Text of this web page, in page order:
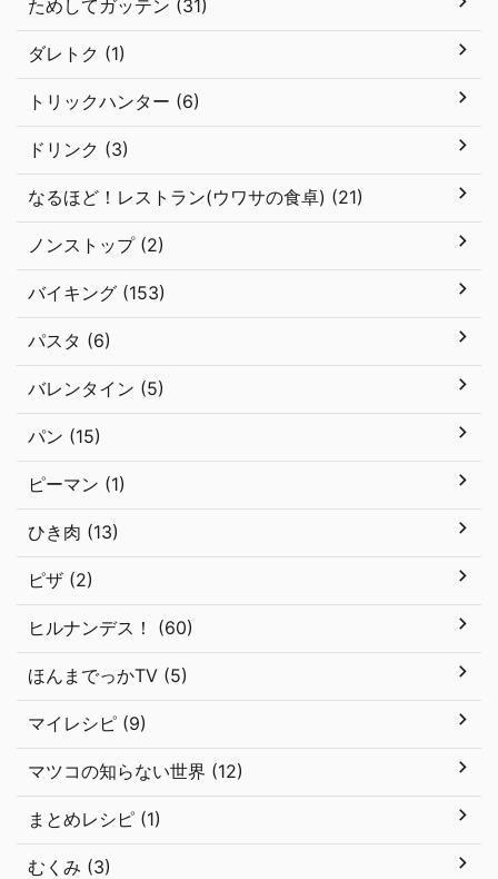
ためしてガッテン (31)
ダレトク (1)
トリックハンター (6)
ドリンク (3)
なるほど！レストラン(ウワサの食卓) (21)
ノンストップ (2)
バイキング (153)
パスタ (6)
バレンタイン (5)
パン (15)
ピーマン (1)
ひき肉 (13)
ピザ (2)
ヒルナンデス！ (60)
ほんまでっかTV (5)
マイレシピ (9)
マツコの知らない世界 (12)
まとめレシピ (1)
むくみ (3)